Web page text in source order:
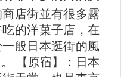
店街並有很多露
的洋菓子店，在
般日本逛街的風
【原宿】：日本